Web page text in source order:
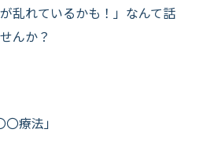
乱れているかも！」なんて話
んか？
療法」